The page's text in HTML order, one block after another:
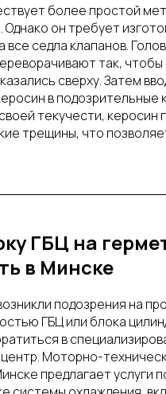
более простой
Однако он требует
все седла клапанов.
так,
сверху. Затем
в подозрительные
текучести, керосин
трещины, что
ГБЦ на
в Минске
подозрения на
ГБЦ или блока
в
Моторно-
предлагает услуги